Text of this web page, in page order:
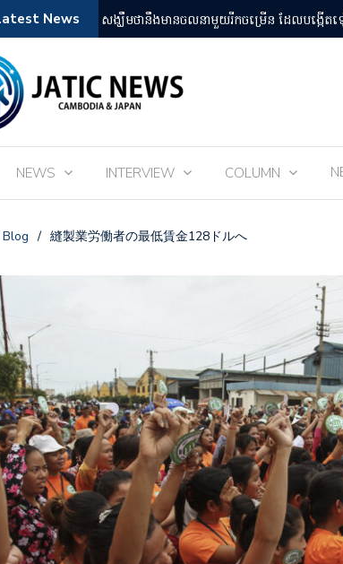
News
ន ពិព័រណ៌ EXPO 2025 នៅតំបន់Osaka Kansai
NEWS INTERVIEW COLUMN
Blog / 縫製業労働者の最低賃金128ドルへ